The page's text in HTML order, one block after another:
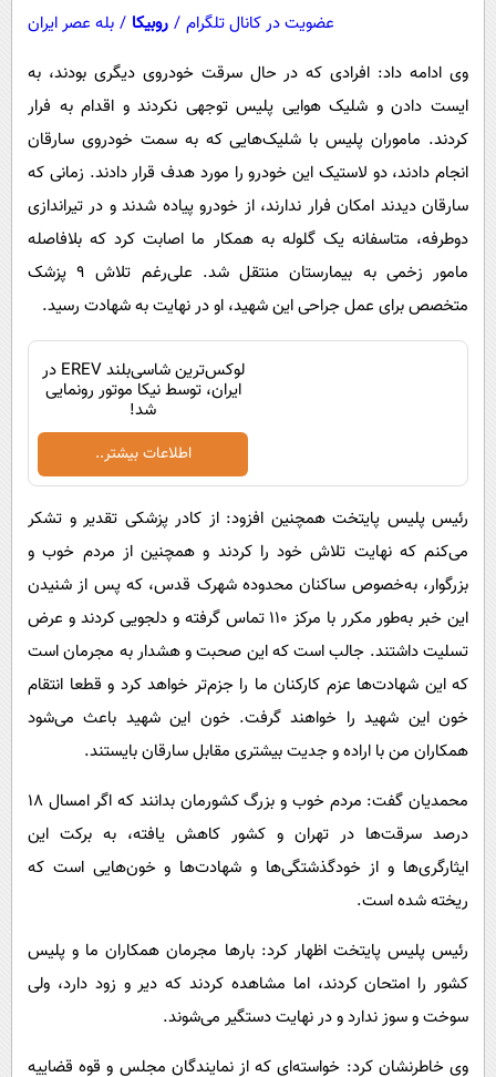
عضویت در کانال تلگرام / روبیکا / بله عصر ایران
وی ادامه داد: افرادی که در حال سرقت خودروی دیگری بودند، به
ایست دادن و شلیک هوایی پلیس توجهی نکردند و اقدام به فرار
کردند. ماموران پلیس با شلیک‌هایی که به سمت خودروی سارقان
انجام دادند، دو لاستیک این خودرو را مورد هدف قرار دادند. زمانی که
سارقان دیدند امکان فرار ندارند، از خودرو پیاده شدند و در تیراندازی
دوطرفه، متاسفانه یک گلوله به همکار ما اصابت کرد که بلافاصله
مامور زخمی به بیمارستان منتقل شد. علی‌رغم تلاش ۹ پزشک
متخصص برای عمل جراحی این شهید، او در نهایت به شهادت رسید.
لوکس‌ترین شاسی‌بلند EREV در
ایران، توسط نیکا موتور رونمایی
شد!
اطلاعات بیشتر..
رئیس پلیس پایتخت همچنین افزود: از کادر پزشکی تقدیر و تشکر
می‌کنم که نهایت تلاش خود را کردند و همچنین از مردم خوب و
بزرگوار، به‌خصوص ساکنان محدوده شهرک قدس، که پس از شنیدن
این خبر به‌طور مکرر با مرکز ۱۱۰ تماس گرفته و دلجویی کردند و عرض
تسلیت داشتند. جالب است که این صحبت و هشدار به مجرمان است
که این شهادت‌ها عزم کارکنان ما را جزم‌تر خواهد کرد و قطعا انتقام
خون این شهید را خواهند گرفت. خون این شهید باعث می‌شود
همکاران من با اراده و جدیت بیشتری مقابل سارقان بایستند.
محمدیان گفت: مردم خوب و بزرگ کشورمان بدانند که اگر امسال ۱۸
درصد سرقت‌ها در تهران و کشور کاهش یافته، به برکت این
ایثارگری‌ها و از خودگذشتگی‌ها و شهادت‌ها و خون‌هایی است که
ریخته شده است.
رئیس پلیس پایتخت اظهار کرد: بارها مجرمان همکاران ما و پلیس
کشور را امتحان کردند، اما مشاهده کردند که دیر و زود دارد، ولی
سوخت و سوز ندارد و در نهایت دستگیر می‌شوند.
وی خاطرنشان کرد: خواسته‌ای که از نمایندگان مجلس و قوه قضاییه